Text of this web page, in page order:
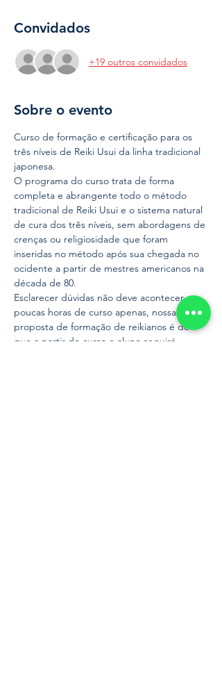
Convidados
+19 outros convidados
Sobre o evento
Curso de formação e certificação para os
três níveis de Reiki Usui da linha tradicional
japonesa.
O programa do curso trata de forma
completa e abrangente todo o método
tradicional de Reiki Usui e o sistema natural
de cura dos três níveis, sem abordagens de
crenças ou religiosidade que foram
inseridas no método após sua chegada no
ocidente a partir de mestres americanos na
década de 80.
Esclarecer dúvidas não deve acontecer em
poucas horas de curso apenas, nossa
proposta de formação de reikianos é de
que a partir do curso o aluno seguirá